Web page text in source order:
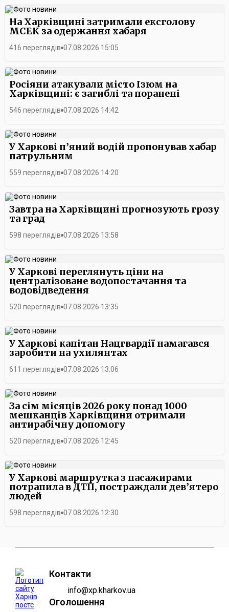
На Харківщині затримали ексголову
МСЕК за одержання хабаря
416 переглядів 07.08.2026 15:05
Росіяни атакували місто Ізюм на
Харківщині: є загиблі та поранені
546 переглядів 07.08.2026 14:42
У Харкові п’яний водій пропонував хабар
патрульним
559 переглядів 07.08.2026 14:20
Завтра на Харківщині прогнозують грозу
та град
598 переглядів 07.08.2026 13:58
У Харкові переглянуть ціни на
централізоване водопостачання та
водовідведення
520 переглядів 07.08.2026 13:35
У Харкові капітан Нацгвардії намагався
заробити на ухилянтах
611 переглядів 07.08.2026 13:06
За сім місяців 2026 року понад 1000
мешканців Харківщини отримали
антирабічну допомогу
520 переглядів 07.08.2026 12:45
У Харкові маршрутка з пасажирами
потрапила в ДТП, постраждали дев’ятеро
людей
598 переглядів 07.08.2026 12:30
Контакти
info@xp.kharkov.ua
Оголошення